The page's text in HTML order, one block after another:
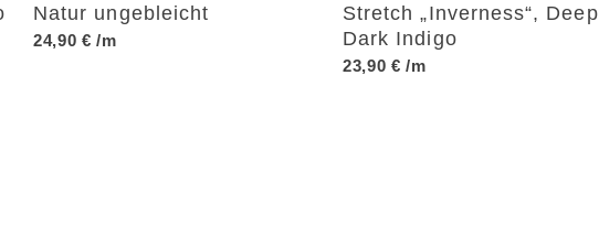
Natur ungebleicht
24,90 € /m
Stretch „Inverness“, Deep
Dark Indigo
23,90 € /m